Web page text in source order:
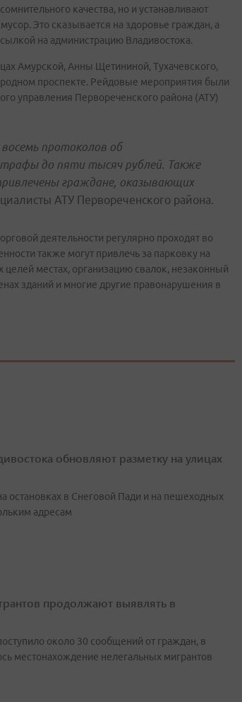
качества, но и устанавливают
Это сказывается на здоровье граждан, а
на администрацию Владивостока.
Амурской, Анны Щетининой, Тухачевского,
проспекте. Рейдовые мероприятия были
управления Первореченского района (АТУ)
протоколов об
до пяти тысяч рублей. Также
граждане, оказывающих
АТУ Первореченского района.
деятельности регулярно проходят во
также могут привлечь за парковку на
целей местах, организацию свалок, незаконный
зданий и многие другие правонарушения в
обновляют разметку на улицах
остановках в Снеговой Пади и на пешеходных
адресам
продолжают выявлять в
около 30 сообщений от граждан, в
местонахождение нелегальных мигрантов